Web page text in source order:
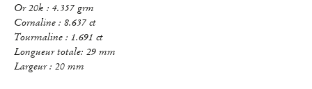
Or 20k : 4.357 grm
Cornaline : 8.637 ct
Tourmaline : 1.691 ct
Longueur totale: 29 mm
Largeur : 20 mm